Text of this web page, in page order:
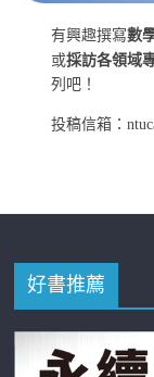
有興趣撰寫數
或採訪各領域
列吧！
投稿信箱：
好書推薦